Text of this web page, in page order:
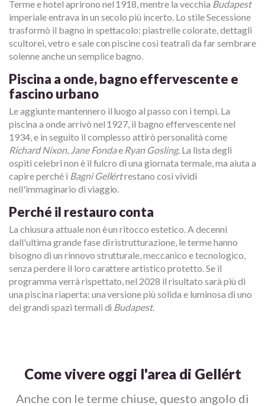
Terme e hotel aprirono nel 1918, mentre la vecchia Budapest
imperiale entrava in un secolo più incerto. Lo stile Secessione
trasformò il bagno in spettacolo: piastrelle colorate, dettagli
scultorei, vetro e sale con piscine così teatrali da far sembrare
solenne anche un semplice bagno.
Piscina a onde, bagno effervescente e
fascino urbano
Le aggiunte mantennero il luogo al passo con i tempi. La
piscina a onde arrivò nel 1927, il bagno effervescente nel
1934, e in seguito il complesso attirò personalità come
Richard Nixon, Jane Fondae Ryan Gosling. La lista degli
ospiti celebri non è il fulcro di una giornata termale, ma aiuta a
capire perché i Bagni Gellértrestano così vividi
nell'immaginario di viaggio.
Perché il restauro conta
La chiusura attuale non è un ritocco estetico. A decenni
dall'ultima grande fase di ristrutturazione, le terme hanno
bisogno di un rinnovo strutturale, meccanico e tecnologico,
senza perdere il loro carattere artistico protetto. Se il
programma verrà rispettato, nel 2028 il risultato sarà più di
una piscina riaperta: una versione più solida e luminosa di uno
dei grandi spazi termali di Budapest.
Come vivere oggi l'area di Gellért
Anche con le terme chiuse, questo angolo di